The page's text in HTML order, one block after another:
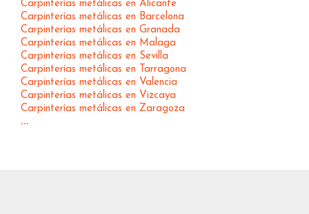
Carpinterías metálicas en Alicante
Carpinterías metálicas en Barcelona
Carpinterías metálicas en Granada
Carpinterías metálicas en Malaga
Carpinterías metálicas en Sevilla
Carpinterías metálicas en Tarragona
Carpinterías metálicas en Valencia
Carpinterías metálicas en Vizcaya
Carpinterías metálicas en Zaragoza
...